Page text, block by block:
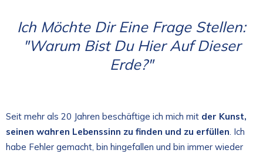
Ich Möchte Dir Eine Frage Stellen:
"Warum Bist Du Hier Auf Dieser
Erde?"
Seit mehr als 20 Jahren beschäftige ich mich mit der Kunst,
seinen wahren Lebenssinn zu finden und zu erfüllen. Ich
habe Fehler gemacht, bin hingefallen und bin immer wieder